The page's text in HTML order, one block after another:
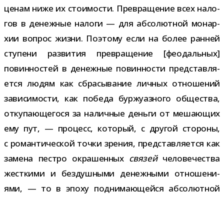
ценам ниже их сто­и­мо­сти. Превращение всех нало­
гов в денеж­ные налоги — для абсо­лют­ной монар­
хии вопрос жизни. Поэтому если на более ран­ней
сту­пени раз­ви­тия пре­вра­ще­ние [фео­даль­ных]
повин­но­стей в денеж­ные повин­но­сти пред­став­ля­
ется людям как сбра­сы­ва­ние лич­ных отно­ше­ний
зави­си­мо­сти, как победа бур­жу­аз­ного обще­ства,
отку­па­ю­ще­гося за налич­ные деньги от меша­ю­щих
ему пут, — про­цесс, кото­рый, с дру­гой сто­роны,
с роман­ти­че­ской точки зре­ния, пред­став­ля­ется как
замена пестро окра­шен­ных свя­зейчело­ве­че­ства
жест­кими и без­душ­ными денеж­ными отно­ше­ни­
ями, — то в эпоху под­ни­ма­ю­щейся абсо­лют­ной